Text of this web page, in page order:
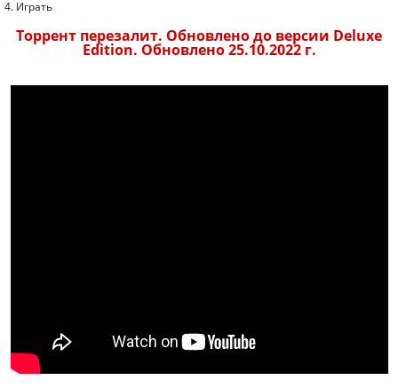
4. Играть
Торрент перезалит. Обновлено до версии Deluxe
Edition. Обновлено 25.10.2022 г.